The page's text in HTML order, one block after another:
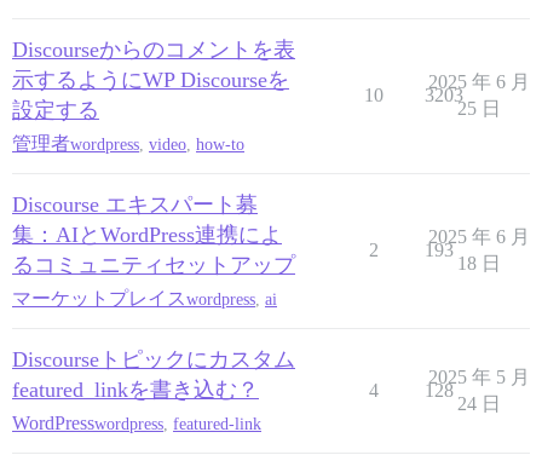
Discourseからのコメントを表
示するようにWP Discourseを
設定する
管理者wordpress video how-to
10 3203
2025 年 6 月
25 日
Discourse エキスパート募
集：AIとWordPress連携によ
るコミュニティセットアップ
マーケットプレイス wordpress ai
2 193
2025 年 6 月
18 日
Discourseトピックにカスタム
featured_linkを書き込む？
WordPresswordpress featured-link
4 128
2025 年 5 月
24 日